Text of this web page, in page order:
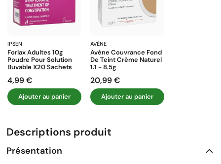
IPSEN
Forlax Adultes 10g
Poudre Pour Solution
Buvable X20 Sachets
Prix
4,99 €
Ajouter au panier
AVÈNE
Avène Couvrance Fond
De Teint Crème Naturel
1.1 - 8.5g
Prix
20,99 €
Ajouter au panier
Descriptions produit
Présentation